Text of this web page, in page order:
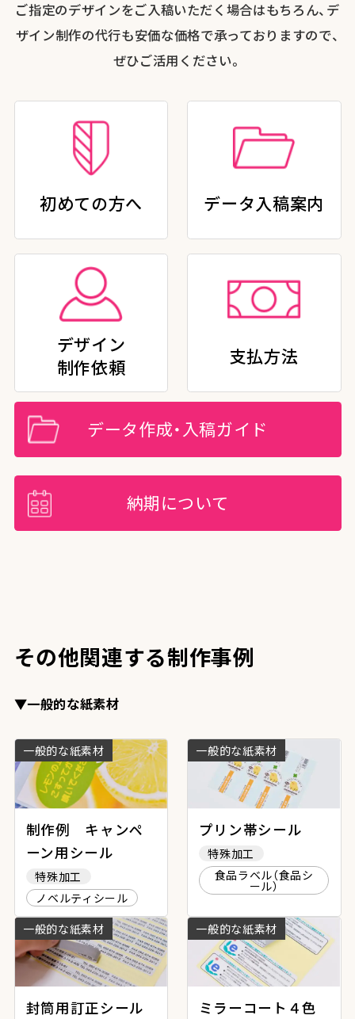
ご指定のデザインをご入稿いただく場合はもちろん、デ
ザイン制作の代行も安価な価格で承っておりますので、
ぜひご活用ください。
初めての方へ データ入稿案内
デザイン
制作依頼
支払方法
データ作成・入稿ガイド
納期について
その他関連する制作事例
▼一般的な紙素材
一般的な紙素材
制作例 キャンペ
ーン用シール
特殊加工
ノベルティシール
一般的な紙素材
プリン帯シール
特殊加工
食品ラベル（食品シ
ール）
一般的な紙素材
封筒用訂正シール
一般的な紙素材
ミラーコート４色